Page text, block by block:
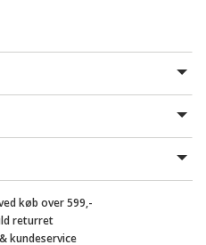
køb over 599,-
returret
kundeservice